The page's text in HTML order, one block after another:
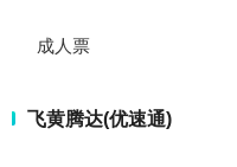
成人票
飞黄腾达(优速通)